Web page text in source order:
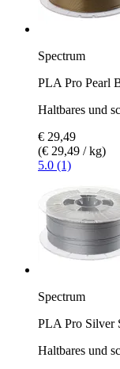
Spectrum
PLA Pro Pearl
Haltbares und
€ 29,49
(€ 29,49 / kg)
5.0 (1)
Spectrum
PLA Pro Silver
Haltbares und